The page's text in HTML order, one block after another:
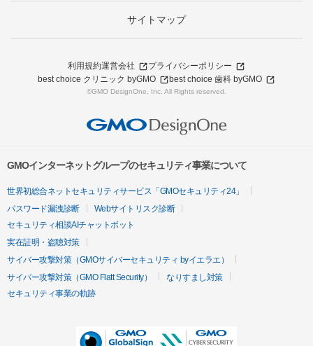
サイトマップ
利用規約運営会社
プライバシーポリシー
best choice クリニック byGMO
best choice 歯科 byGMO
©GMO DesignOne, Inc. All Rights reserved.
GMOインターネットグループのセキュリティ事業について
世界初総合ネットセキュリティサービス「GMOセキュリティ24」
パスワード漏洩診断
Webサイトリスク診断
セキュリティ相談AIチャットボット
実在証明・盗聴対策
サイバー攻撃対策（GMOサイバーセキュリティ byイエラエ）
サイバー攻撃対策（GMO Flatt Security）
なりすまし対策
セキュリティ事業の軌跡